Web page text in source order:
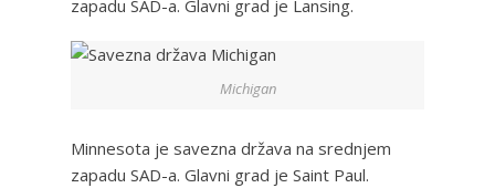
zapadu SAD-a. Glavni grad je Lansing.
Michigan
Minnesota je savezna država na srednjem
zapadu SAD-a. Glavni grad je Saint Paul.